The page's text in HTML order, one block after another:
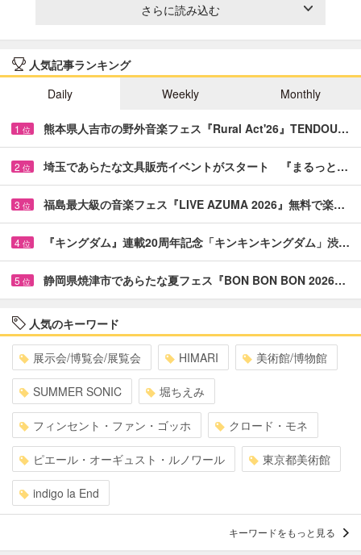
さらに読み込む
人気記事ランキング
Daily
Weekly Monthly
1 位 熊本県人吉市の野外音楽フェス『Rural Act'26』TENDOU…
2 位 埼玉であらたな文具販売イベントがスタート 『まるっと…
3 位 福島最大級の音楽フェス『LIVE AZUMA 2026』無料で楽…
4 位 『キングダム』連載20周年記念「キンキンキングダム」渋…
5 位 静岡県焼津市であらたな夏フェス『BON BON BON 2026…
人気のキーワード
展示会/博覧会/展覧会 HIMARI 美術館/博物館
SUMMER SONIC 堀ちえみ
フィンセント・ファン・ゴッホ クロード・モネ
ピエール・オーギュスト・ルノワール 東京都美術館
indigo la End
キーワードをもっと見る